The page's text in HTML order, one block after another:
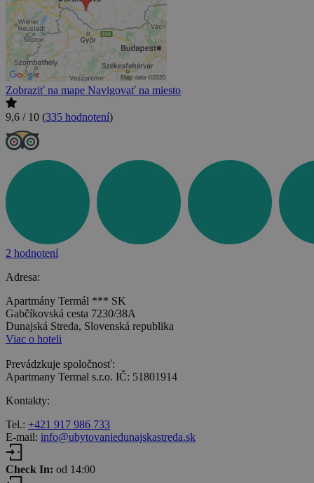
Zobraziť na mape Navigovať na miesto
9,6 / 10 (335 hodnotení)
2 hodnotení
Adresa:
Apartmány Termál *** SK
Gabčíkovská cesta 7230/38A
Dunajská Streda, Slovenská republika
Viac o hoteli
Prevádzkuje spoločnosť:
Apartmany Termal s.r.o. IČ: 51801914
Kontakty:
Tel.: +421 917 986 733
E-mail: info@ubytovaniedunajskastreda.sk
Check In: od 14:00